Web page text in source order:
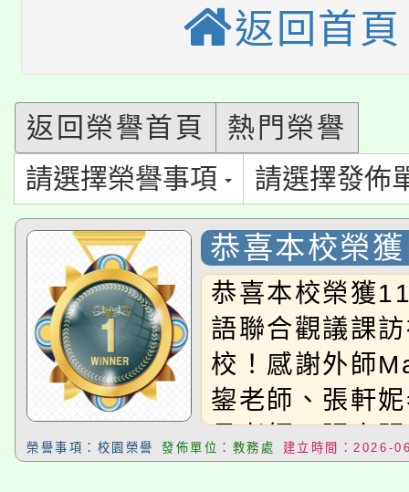
半價優惠，詳情可洽有
者。
份教師增能研習
大溪自造教育及科技
份教師研習
會
115年食農教育專業人
程
「本色祭」8/29、30在
場熱烈登場!
8/21下午1時於龍潭區
徵才活動。
YOUNG桃局內行報名
局官網。
8月14至27日，桃園電
開!
115年桃園市運動會8/
田徑場及游泳池舉行。
桃園市低收入戶享有免
視費優惠，中低收入戶
大園自造教育及科技中
返回首頁
返回榮譽首頁
熱門榮譽
請選擇榮譽事項
請選擇發佈
恭喜本校榮
度雙語聯合
優等學校！
恭喜本校榮獲
語聯合觀議課
校！感謝外師
鋆老師、張軒
月老師、張束
英語領域全體
榮譽事項：校園榮譽 發佈單位：教務處 建立時間：2026-